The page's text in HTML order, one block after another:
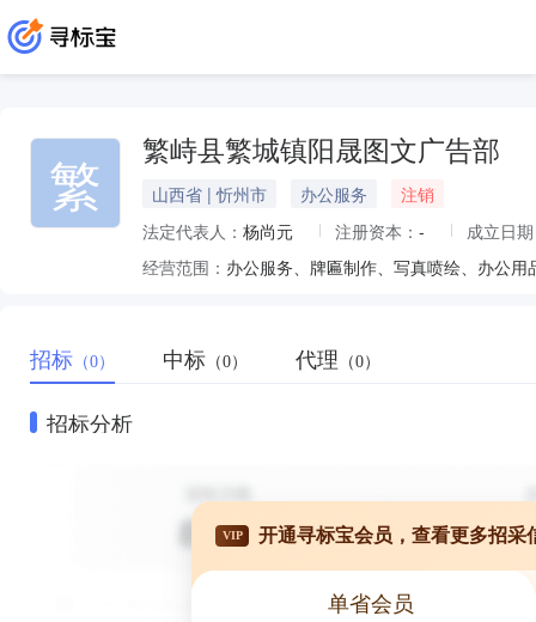
繁 繁峙县繁城镇阳晟图文广告部
山西省 | 忻州市 办公服务
注销
法定代表人： 杨尚元 注册资本： -
成立日
经营范围： 办公服务、牌匾制作、写真喷绘、办公
招标 （0） 中标 （0） 代理 （0）
招标分析
VIP 开通寻标宝会员，查看更多招采
单省会员